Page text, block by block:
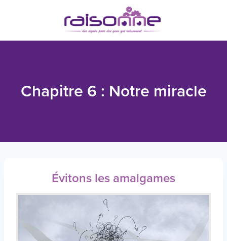
Chapitre 6 : Notre miracle
Évitons les amalgames